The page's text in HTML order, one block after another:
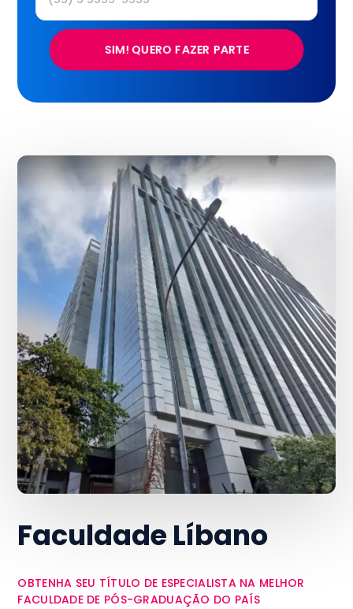
SIM! QUERO FAZER PARTE
Faculdade Líbano
OBTENHA SEU TÍTULO DE ESPECIALISTA NA MELHOR
FACULDADE DE PÓS-GRADUAÇÃO DO PAÍS